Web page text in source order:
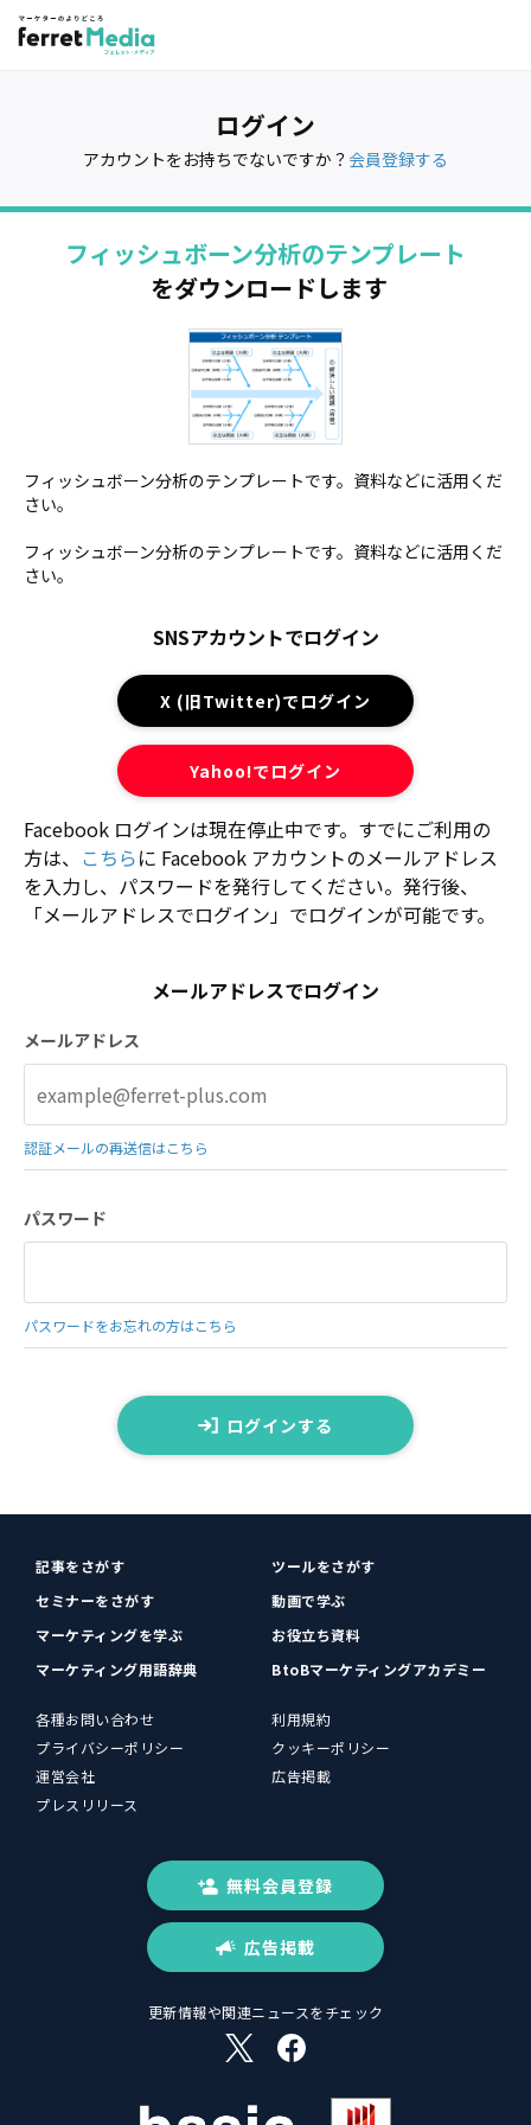
ログイン
アカウントをお持ちでないですか？ 会員登録する
フィッシュボーン分析のテンプレート
をダウンロードします
フィッシュボーン分析のテンプレートです。資料などに活用くだ
さい。
フィッシュボーン分析のテンプレートです。資料などに活用くだ
さい。
SNSアカウントでログイン
X (旧Twitter)でログイン
Yahoo!でログイン
Facebook ログインは現在停止中です。すでにご利用の
方は、 こちらに Facebook アカウントのメールアドレス
を入力し、パスワードを発行してください。発行後、
「メールアドレスでログイン」でログインが可能です。
メールアドレスでログイン
メールアドレス
認証メールの再送信はこちら
パスワード
パスワードをお忘れの方はこちら
ログインする
記事をさがす
ツールをさがす
セミナーをさがす
動画で学ぶ
マーケティングを学ぶ
お役立ち資料
マーケティング用語辞典
BtoBマーケティングアカデミー
各種お問い合わせ
利用規約
プライバシーポリシー
クッキーポリシー
運営会社
広告掲載
プレスリリース
無料会員登録
広告掲載
更新情報や関連ニュースをチェック